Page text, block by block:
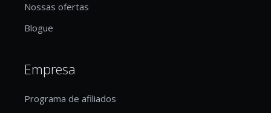
Nossas ofertas
Blogue
Empresa
Programa de afiliados